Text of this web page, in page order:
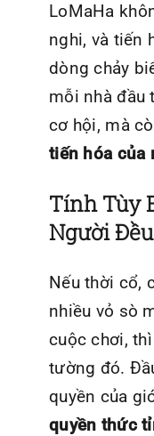
LoMaHa
nghi, và tiến
dòng chảy
mỗi nhà đầu
cơ hội, mà
tiến hóa của
Tính Tùy
Người
Nếu thời cổ,
nhiều vỏ sò
cuộc chơi,
tường đó.
quyền của
quyền thức